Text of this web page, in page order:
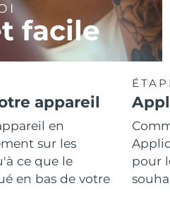
facile
appareil
en
sur les
ce que le
en bas de votre
pour